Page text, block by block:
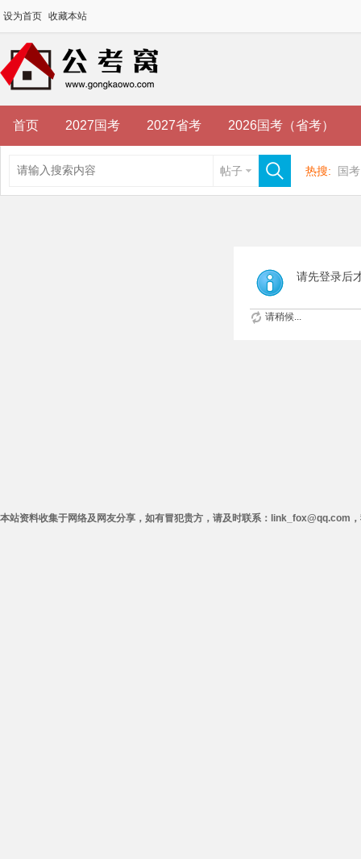
设为首页 收藏本站
首页 2027国考 2027省考 2026国考（省考）
帖子 热搜: 国考
请先登录后
请稍候...
本站资料收集于网络及网友分享，如有冒犯贵方，请及时联系：link_fox@qq.com